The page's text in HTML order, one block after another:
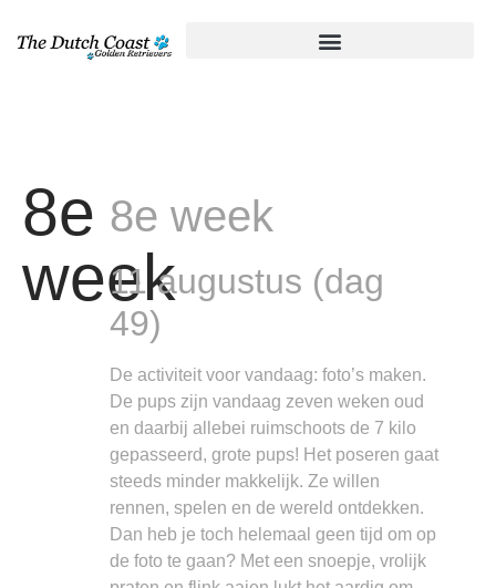
8e
week
8e week
11 augustus (dag
49)
De activiteit voor vandaag: foto’s maken.
De pups zijn vandaag zeven weken oud
en daarbij allebei ruimschoots de 7 kilo
gepasseerd, grote pups! Het poseren gaat
steeds minder makkelijk. Ze willen
rennen, spelen en de wereld ontdekken.
Dan heb je toch helemaal geen tijd om op
de foto te gaan? Met een snoepje, vrolijk